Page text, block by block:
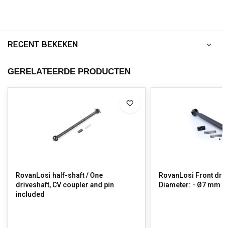
RECENT BEKEKEN
GERELATEERDE PRODUCTEN
RovanLosi half-shaft / One
driveshaft, CV coupler and pin
included
RovanLosi Front
Diameter: - Ø7 mm